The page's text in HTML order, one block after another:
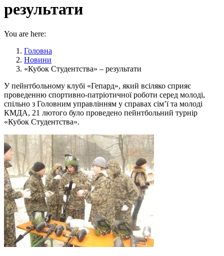
результати
You are here:
Головна
Новини
«Кубок Студентства» – результати
У пейнтбольному клубі «Гепард», який всіляко сприяє
проведенню спортивно-патріотичної роботи серед молоді,
спільно з Головним управлінням у справах сім’ї та молоді
КМДА, 21 лютого було проведено пейнтбольний турнір
«Кубок Студентства».